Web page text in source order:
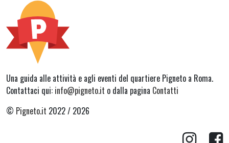
Una guida alle attività e agli eventi del quartiere Pigneto a Roma.
Contattaci qui: info@pigneto.it o dalla pagina Contatti
© Pigneto.it 2022 / 2026